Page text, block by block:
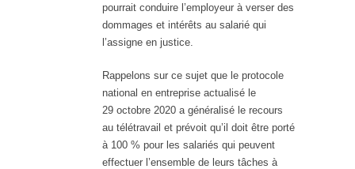
pourrait conduire l’employeur à verser des
dommages et intérêts au salarié qui
l’assigne en justice.
Rappelons sur ce sujet que le protocole
national en entreprise actualisé le
29 octobre 2020 a généralisé le recours
au télétravail et prévoit qu’il doit être porté
à 100 % pour les salariés qui peuvent
effectuer l’ensemble de leurs tâches à